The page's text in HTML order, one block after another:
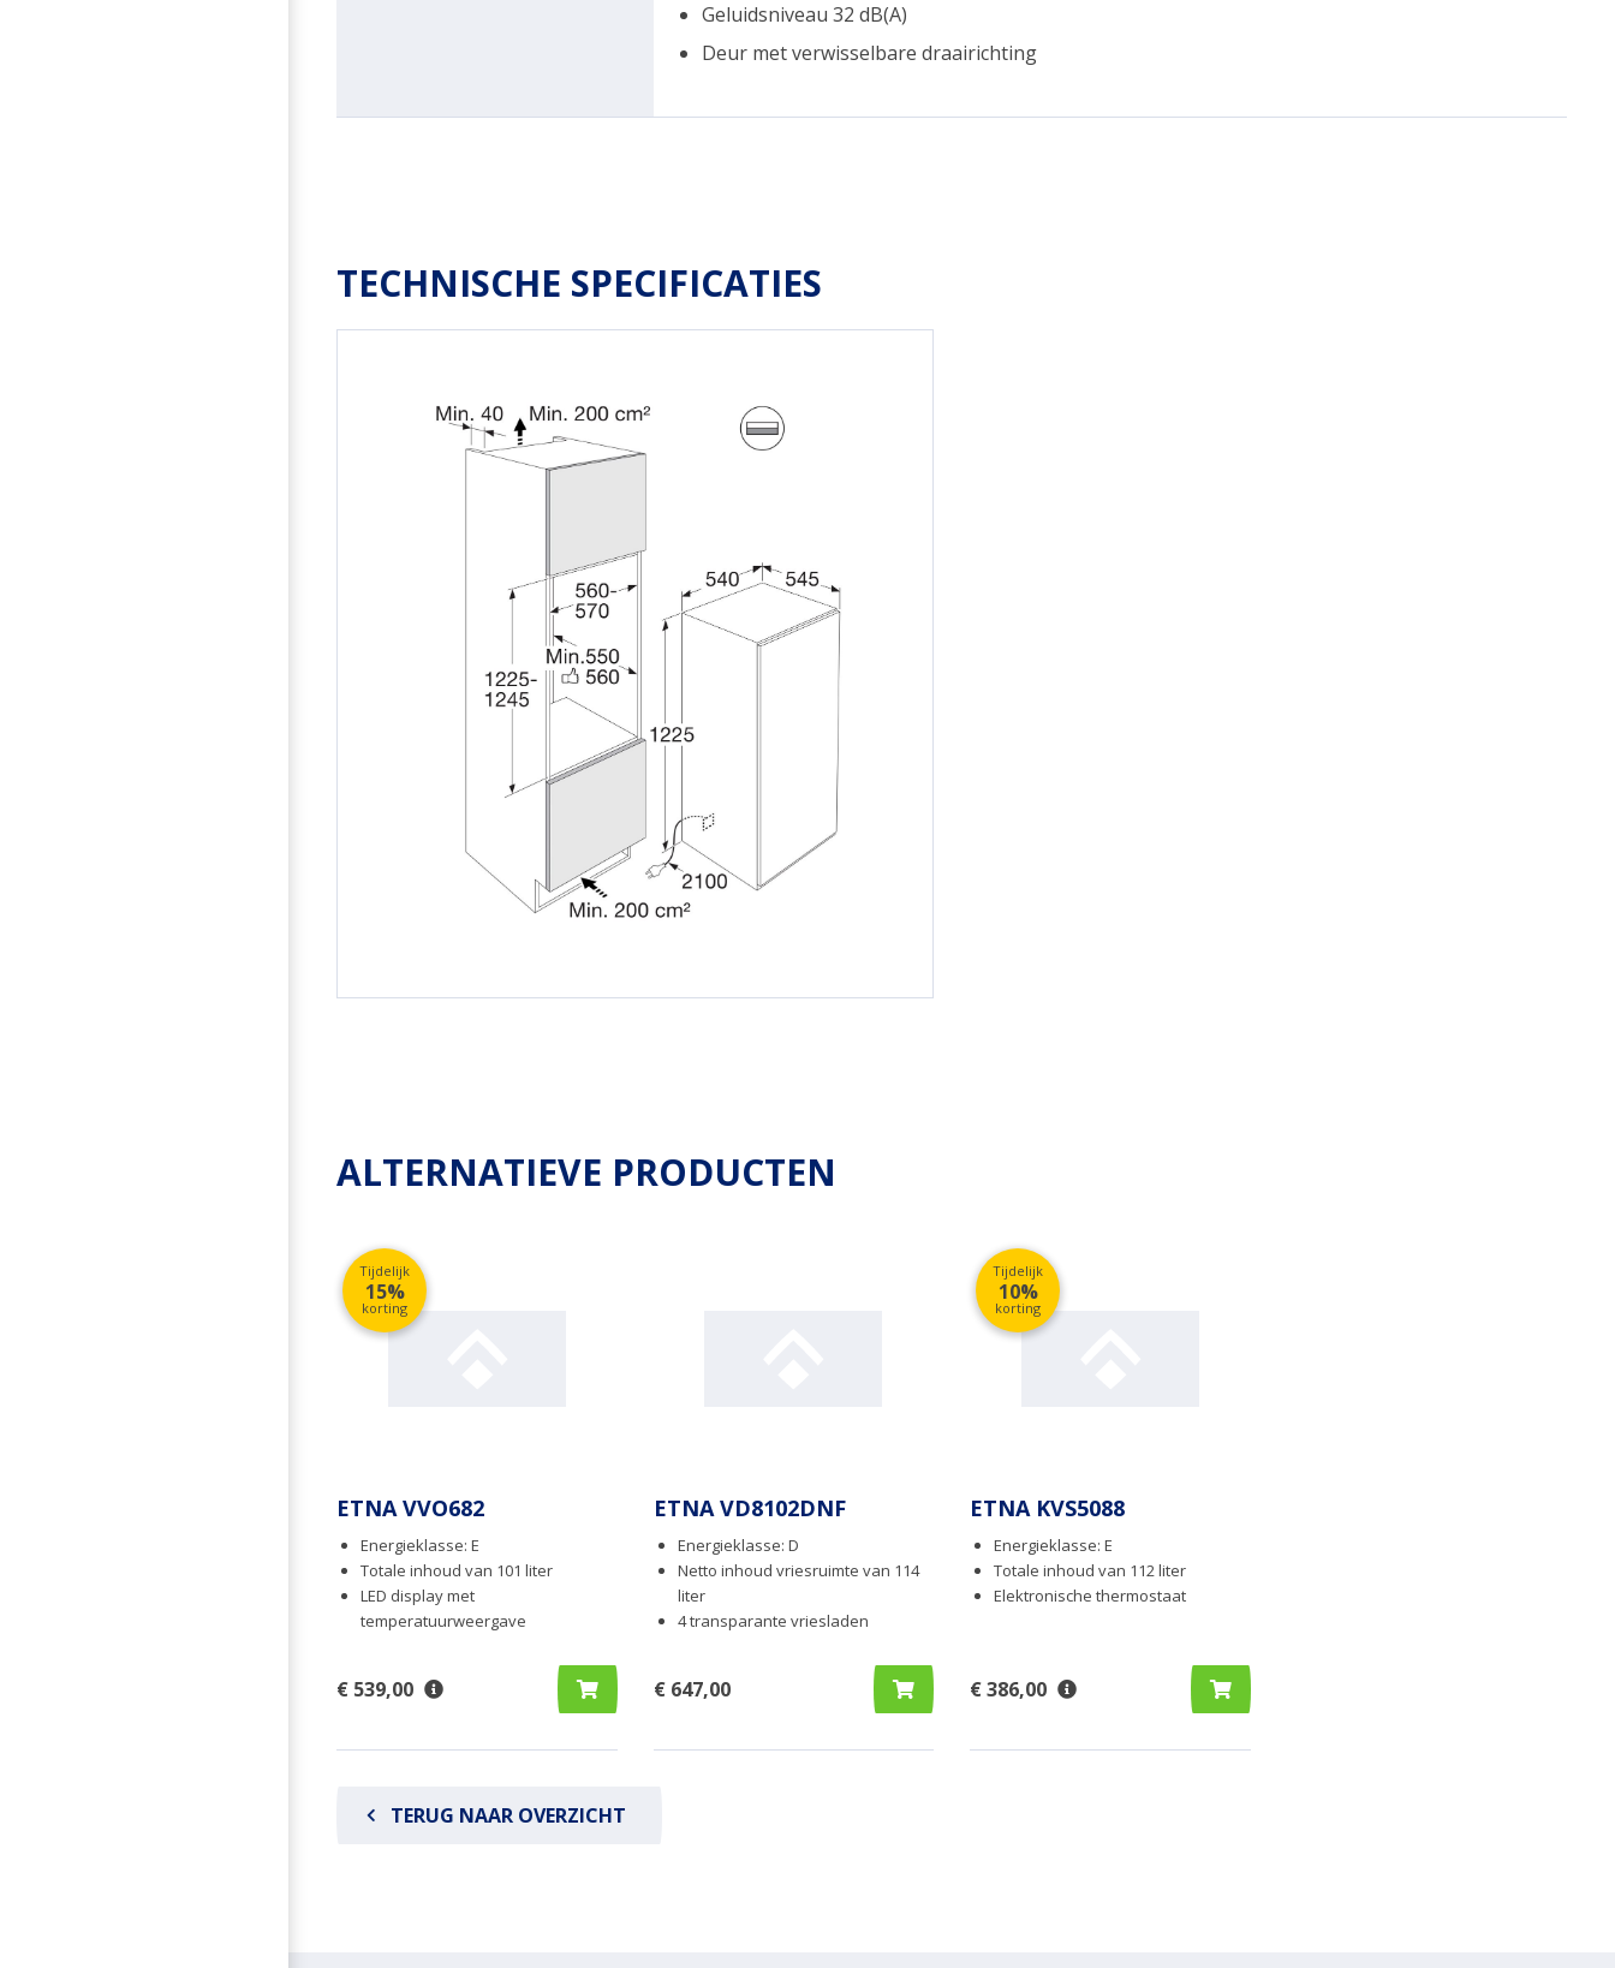
Geluidsniveau 32 dB(A)
Deur met verwisselbare draairichting
TECHNISCHE SPECIFICATIES
ALTERNATIEVE PRODUCTEN
Tijdelijk
15%
korting
ETNA VVO682
Energieklasse: E
Totale inhoud van 101 liter
LED display met
temperatuurweergave
€ 539,00
ETNA VD8102DNF
Energieklasse: D
Netto inhoud vriesruimte van 114
liter
4 transparante vriesladen
€ 647,00
Tijdelijk
10%
korting
ETNA KVS5088
Energieklasse: E
Totale inhoud van 112 liter
Elektronische thermostaat
€ 386,00
TERUG NAAR OVERZICHT